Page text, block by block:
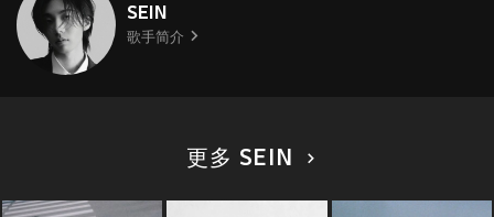
SEIN
歌手简介
更多 SEIN